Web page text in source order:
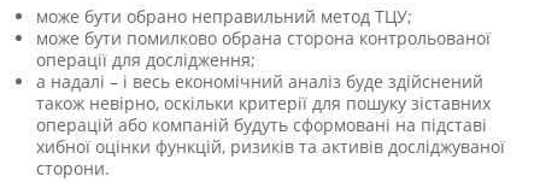
може бути обрано неправильний метод ТЦУ;
може бути помилково обрана сторона контрольованої
операції для дослідження;
а надалі – і весь економічний аналіз буде здійснений
також невірно, оскільки критерії для пошуку зіставних
операцій або компаній будуть сформовані на підставі
хибної оцінки функцій, ризиків та активів досліджуваної
сторони.